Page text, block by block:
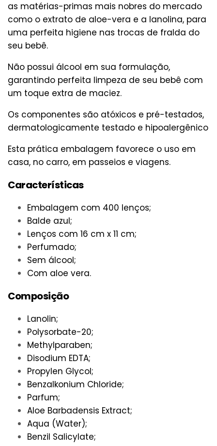
as matérias-primas mais nobres do mercado
como o extrato de aloe-vera e a lanolina, para
uma perfeita higiene nas trocas de fralda do
seu bebê.
Não possui álcool em sua formulação,
garantindo perfeita limpeza de seu bebê com
um toque extra de maciez.
Os componentes são atóxicos e pré-testados,
dermatologicamente testado e hipoalergênico
Esta prática embalagem favorece o uso em
casa, no carro, em passeios e viagens.
Características
Embalagem com 400 lenços;
Balde azul;
Lenços com 16 cm x 11 cm;
Perfumado;
Sem álcool;
Com aloe vera.
Composição
Lanolin;
Polysorbate-20;
Methylparaben;
Disodium EDTA;
Propylen Glycol;
Benzalkonium Chloride;
Parfum;
Aloe Barbadensis Extract;
Aqua (Water);
Benzil Salicylate;